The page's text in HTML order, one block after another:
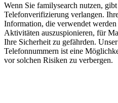
Wenn Sie familysearch nutzen,
Telefonverifizierung verlangen.
Information, die verwendet
Aktivitäten auszuspionieren, für
Ihre Sicherheit zu gefährden.
Telefonnummern ist eine
vor solchen Risiken zu verbergen.